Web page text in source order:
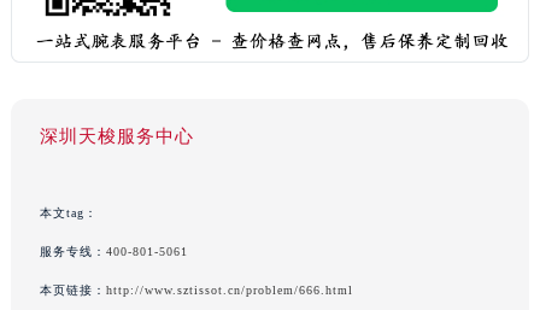
深圳天梭服务中心
本文tag：
服务专线： 400-801-5061
本页链接： http://www.sztissot.cn/problem/666.html